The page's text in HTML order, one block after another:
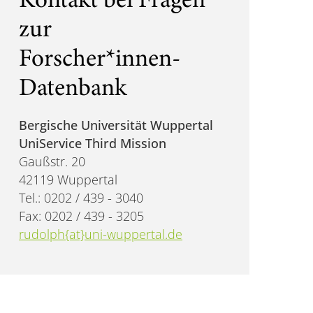
zur
Forscher*innen-
Datenbank
Bergische Universität Wuppertal
UniService Third Mission
Gaußstr. 20
42119 Wuppertal
Tel.: 0202 / 439 - 3040
Fax: 0202 / 439 - 3205
rudolph{at}uni-wuppertal.de